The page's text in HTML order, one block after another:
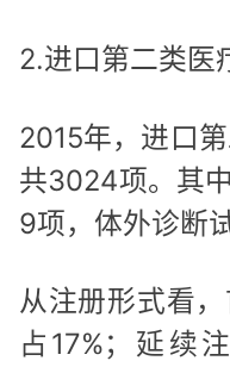
2.进口第二类医
2015年，进口
共3024项。其
9项，体外诊断
从注册形式看
占17%；延续